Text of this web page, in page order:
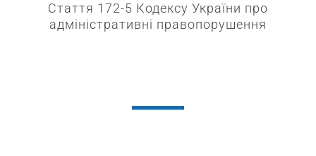
Стаття 172-5 Кодексу України про
адміністративні правопорушення​